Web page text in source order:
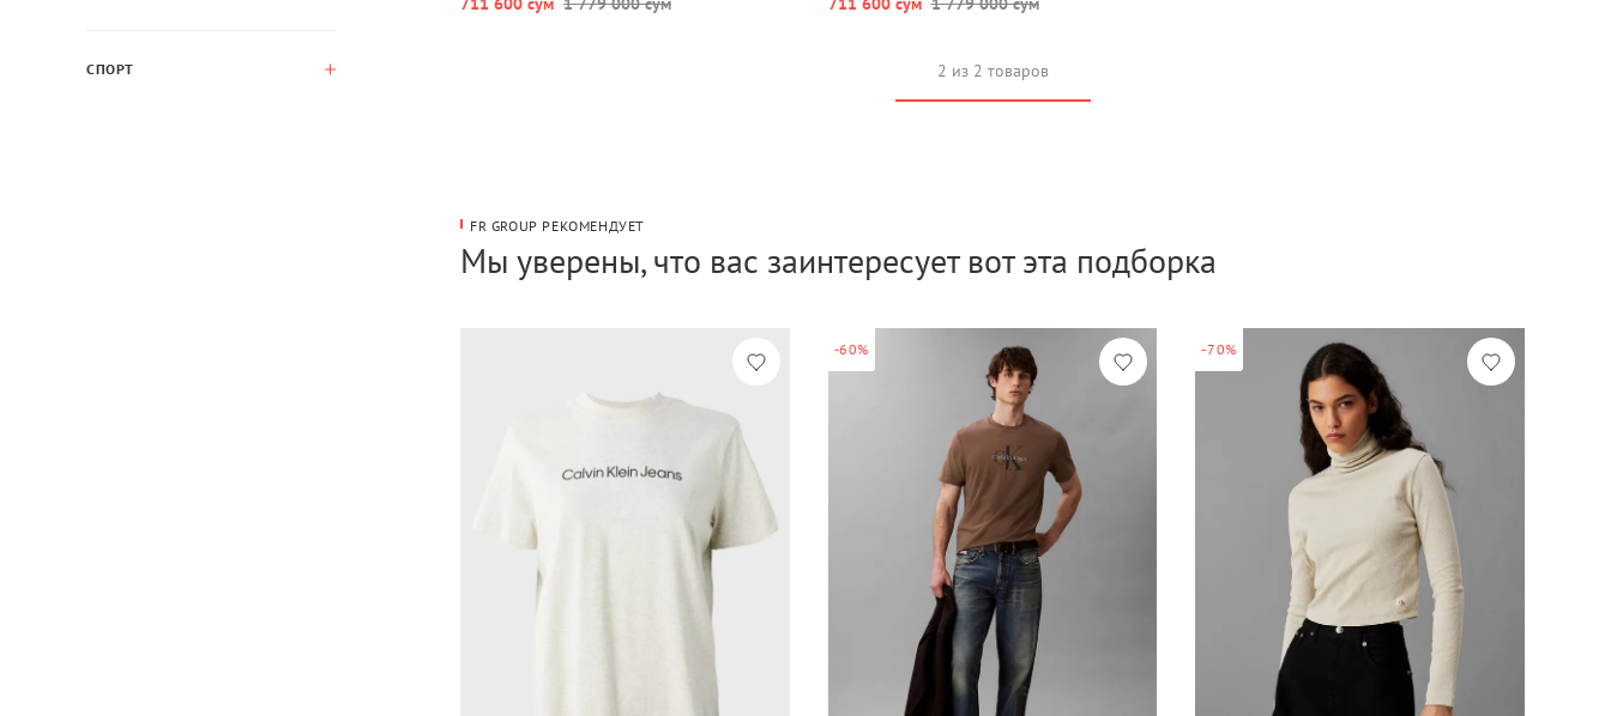
СПОРТ 2 из 2 товаров
FR GROUP РЕКОМЕНДУЕТ
Мы уверены, что вас заинтересует вот эта подборка
-60% -70%